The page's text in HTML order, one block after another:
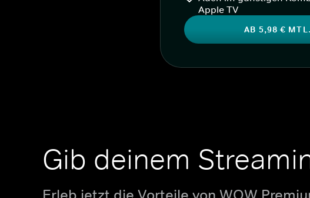
Apple TV
AB 5,98 € MTL.
Gib deinem